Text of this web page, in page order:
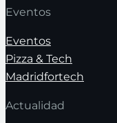
Eventos
Eventos
Pizza & Tech
Madridfortech
Actualidad